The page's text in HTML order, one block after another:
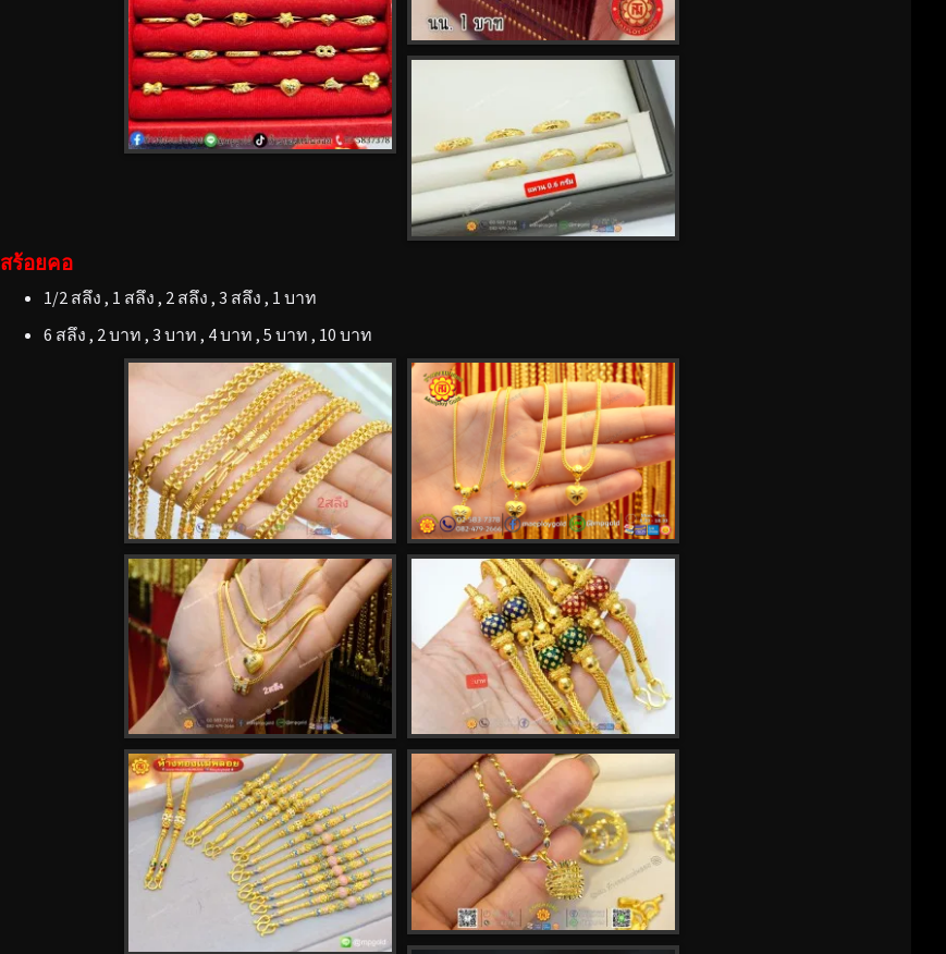
สร้อยคอ
1/2 สลึง , 1 สลึง , 2 สลึง , 3 สลึง , 1 บาท
6 สลึง , 2 บาท , 3 บาท , 4 บาท , 5 บาท , 10 บาท